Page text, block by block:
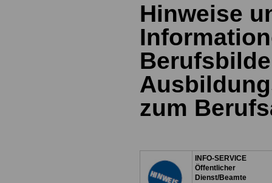
Hinweise
zum
INFO-SERVICE
Öffentlicher
Dienst/Beamte